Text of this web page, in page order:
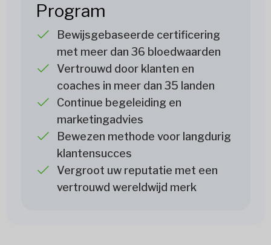
Program
Bewijsgebaseerde certificering
met meer dan 36 bloedwaarden
Vertrouwd door klanten en
coaches in meer dan 35 landen
Continue begeleiding en
marketingadvies
Bewezen methode voor langdurig
klantensucces
Vergroot uw reputatie met een
vertrouwd wereldwijd merk